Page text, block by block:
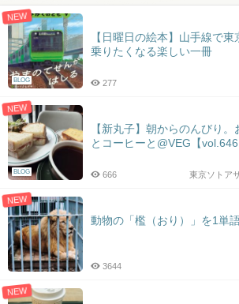
NEW
BLOG
【日曜日の絵本】山手線で
乗りたくなる楽しい一冊
277
NEW
BLOG
【新丸子】朝からのんびり
とコーヒーと@VEG【vol.646
東京ソトア
666
NEW
動物の「檻（おり）」を1単
3644
NEW